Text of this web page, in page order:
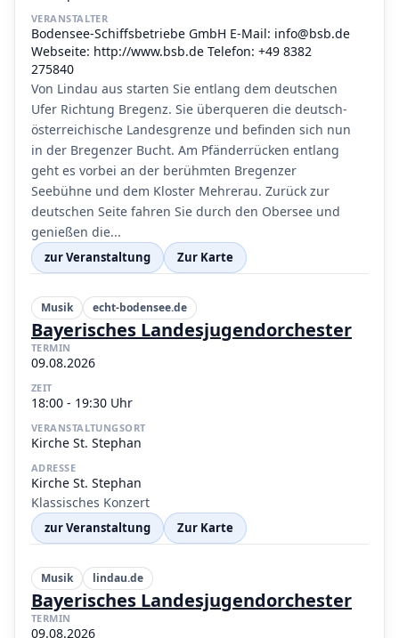
VERANSTALTER
Bodensee-Schiffsbetriebe GmbH E-Mail: info@bsb.de
Webseite: http://www.bsb.de Telefon: +49 8382
275840
Von Lindau aus starten Sie entlang dem deutschen
Ufer Richtung Bregenz. Sie überqueren die deutsch-
österreichische Landesgrenze und befinden sich nun
in der Bregenzer Bucht. Am Pfänderrücken entlang
geht es vorbei an der berühmten Bregenzer
Seebühne und dem Kloster Mehrerau. Zurück zur
deutschen Seite fahren Sie durch den Obersee und
genießen die...
zur Veranstaltung Zur Karte
Musik echt-bodensee.de
Bayerisches Landesjugendorchester
TERMIN
09.08.2026
ZEIT
18:00 - 19:30 Uhr
VERANSTALTUNGSORT
Kirche St. Stephan
ADRESSE
Kirche St. Stephan
Klassisches Konzert
zur Veranstaltung Zur Karte
Musik lindau.de
Bayerisches Landesjugendorchester
TERMIN
09.08.2026